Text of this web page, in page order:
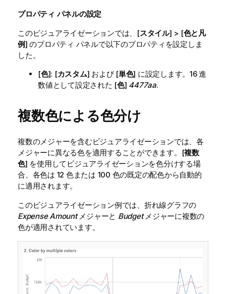
プロパティ パネルの設定
このビジュアライゼーションでは、[スタイル] > [色と凡
例] のプロパティ パネルで以下のプロパティを設定しま
した。
[色]: [カスタム] および [単色] に設定します。16 進
数値として設定された [色] 4477aa.
複数色による色分け
複数のメジャーを含むビジュアライゼーションでは、各
メジャーに異なる色を適用することができます。[複数
色] を使用してビジュアライゼーションを色分けする場
合、各色は 12 色または 100 色の既定の配色から自動的
に適用されます。
このビジュアライゼーション例では、折れ線グラフの
Expense Amountメジャーと Budgetメジャーに複数の
色が適用されています。